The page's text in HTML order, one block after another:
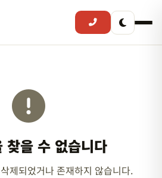
찾을 수 없습니다
제되었거나 존재하지 않습니다.